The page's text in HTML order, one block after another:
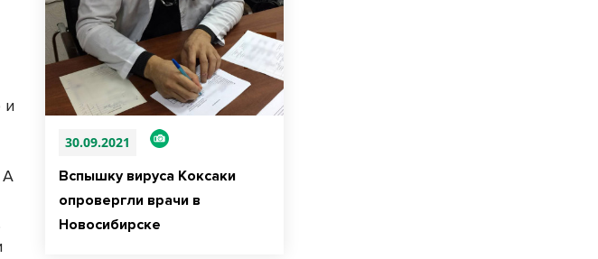
30.09.2021
Вспышку вируса Коксаки
опровергли врачи в
Новосибирске
и
А